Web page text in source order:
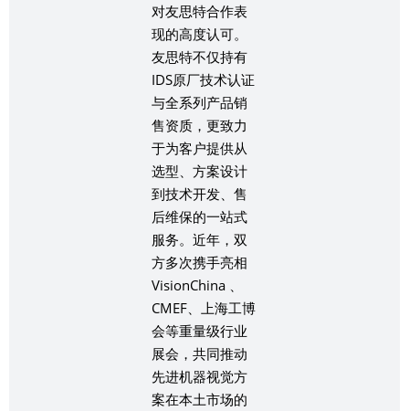
对友思特合作表
现的高度认可。
友思特不仅持有
IDS原厂技术认证
与全系列产品销
售资质，更致力
于为客户提供从
选型、方案设计
到技术开发、售
后维保的一站式
服务。近年，双
方多次携手亮相
VisionChina 、
CMEF、上海工博
会等重量级行业
展会，共同推动
先进机器视觉方
案在本土市场的